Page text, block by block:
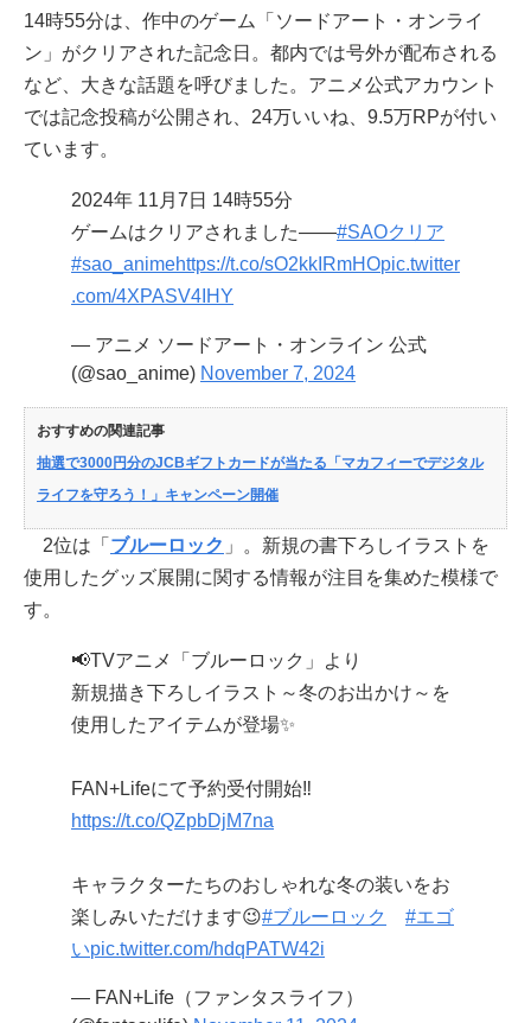
14時55分は、作中のゲーム「ソードアート・オンライ
ン」がクリアされた記念日。都内では号外が配布される
など、大きな話題を呼びました。アニメ公式アカウント
では記念投稿が公開され、24万いいね、9.5万RPが付い
ています。
2024年 11月7日 14時55分
ゲームはクリアされました――#SAOクリア
#sao_animehttps://t.co/sO2kkIRmHOpic.twitter
.com/4XPASV4IHY
— アニメ ソードアート・オンライン 公式
(@sao_anime) November 7, 2024
おすすめの関連記事
抽選で3000円分のJCBギフトカードが当たる「マカフィーでデジタル
ライフを守ろう！」キャンペーン開催
2位は「 ブルーロック 」。新規の書下ろしイラストを
使用したグッズ展開に関する情報が注目を集めた模様で
す。
📢TVアニメ「ブルーロック」より
新規描き下ろしイラスト～冬のお出かけ～を
使用したアイテムが登場✨
FAN+Lifeにて予約受付開始‼️
https://t.co/QZpbDjM7na
キャラクターたちのおしゃれな冬の装いをお
楽しみいただけます😉#ブルーロック
#エゴ
いpic.twitter.com/hdqPATW42i
— FAN+Life（ファンタスライフ）